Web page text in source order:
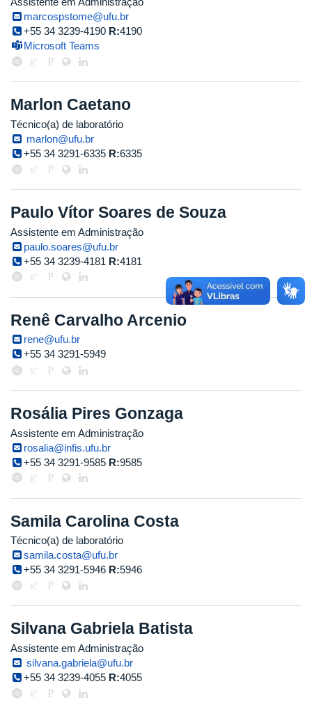
marcospstome@ufu.br
+55 34 3239-4190 R:4190
Microsoft Teams
Marlon Caetano
Técnico(a) de laboratório
marlon@ufu.br
+55 34 3291-6335 R:6335
Paulo Vítor Soares de Souza
Assistente em Administração
paulo.soares@ufu.br
+55 34 3239-4181 R:4181
Renê Carvalho Arcenio
rene@ufu.br
+55 34 3291-5949
Rosália Pires Gonzaga
Assistente em Administração
rosalia@infis.ufu.br
+55 34 3291-9585 R:9585
Samila Carolina Costa
Técnico(a) de laboratório
samila.costa@ufu.br
+55 34 3291-5946 R:5946
Silvana Gabriela Batista
Assistente em Administração
silvana.gabriela@ufu.br
+55 34 3239-4055 R:4055